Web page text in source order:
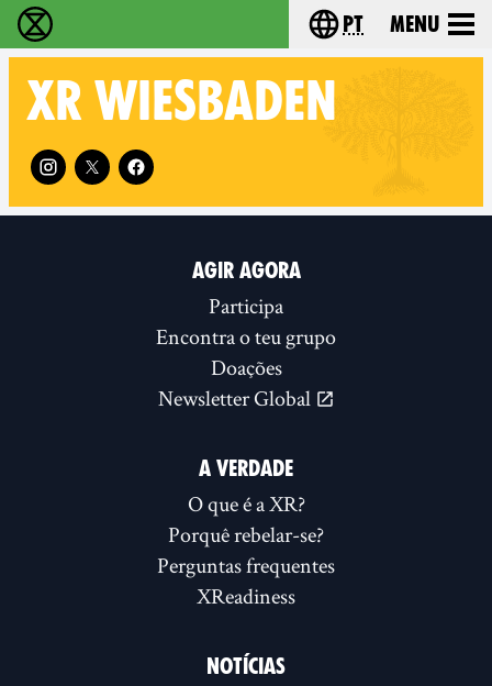
Extinction Rebellion - Home Choose your
pt Menu
XR WIESBADEN
Follow XR Wiesbaden on
AGIR AGORA
Participa
Encontra o teu grupo
Doações
Newsletter Global
A VERDADE
O que é a XR?
Porquê rebelar-se?
Perguntas frequentes
XReadiness
NOTÍCIAS